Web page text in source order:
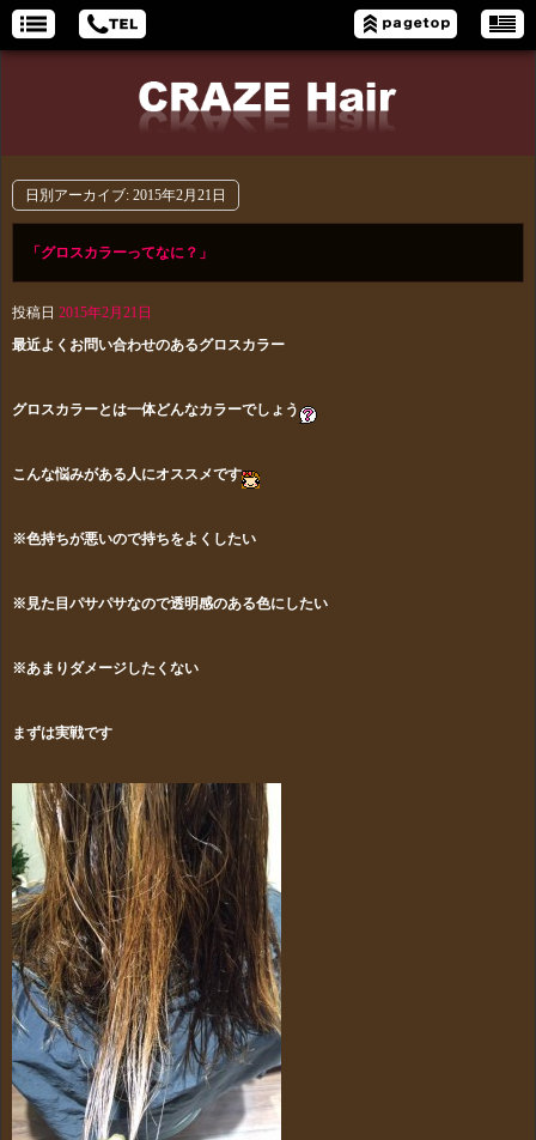
日別アーカイブ: 2015年2月21日
「グロスカラーってなに？」
投稿日 2015年2月21日
最近よくお問い合わせのあるグロスカラー
グロスカラーとは一体どんなカラーでしょう
こんな悩みがある人にオススメです
※色持ちが悪いので持ちをよくしたい
※見た目パサパサなので透明感のある色にしたい
※あまりダメージしたくない
まずは実戦です